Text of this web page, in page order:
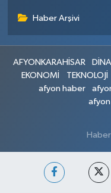
Haber Arşivi
AFYONKARAHİSAR
EKONOMİ
TEKNOLOJİ
afyon haber
Haber